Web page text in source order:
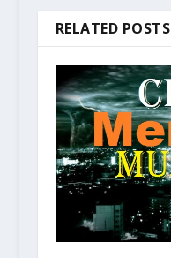
RELATED POSTS